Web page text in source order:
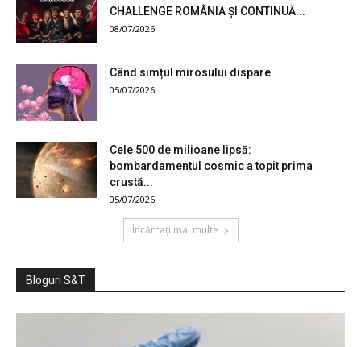
CHALLENGE ROMÂNIA ȘI CONTINUĂ...
08/07/2026
Când simțul mirosului dispare
05/07/2026
Cele 500 de milioane lipsă:
bombardamentul cosmic a topit prima
crustă...
05/07/2026
Încărcați mai multe
Bloguri S&T